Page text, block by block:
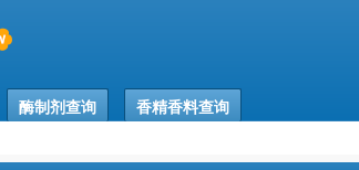
酶制剂查询
香精香料查询